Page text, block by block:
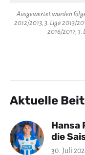
Ausgewertet wurden
2012/2013, 3. Liga 2013/
2016/2017, 3.
Aktuelle
Hansa
die
30. Juli